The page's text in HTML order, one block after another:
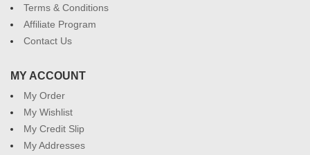
Terms & Conditions
Affiliate Program
Contact Us
MY ACCOUNT
My Order
My Wishlist
My Credit Slip
My Addresses